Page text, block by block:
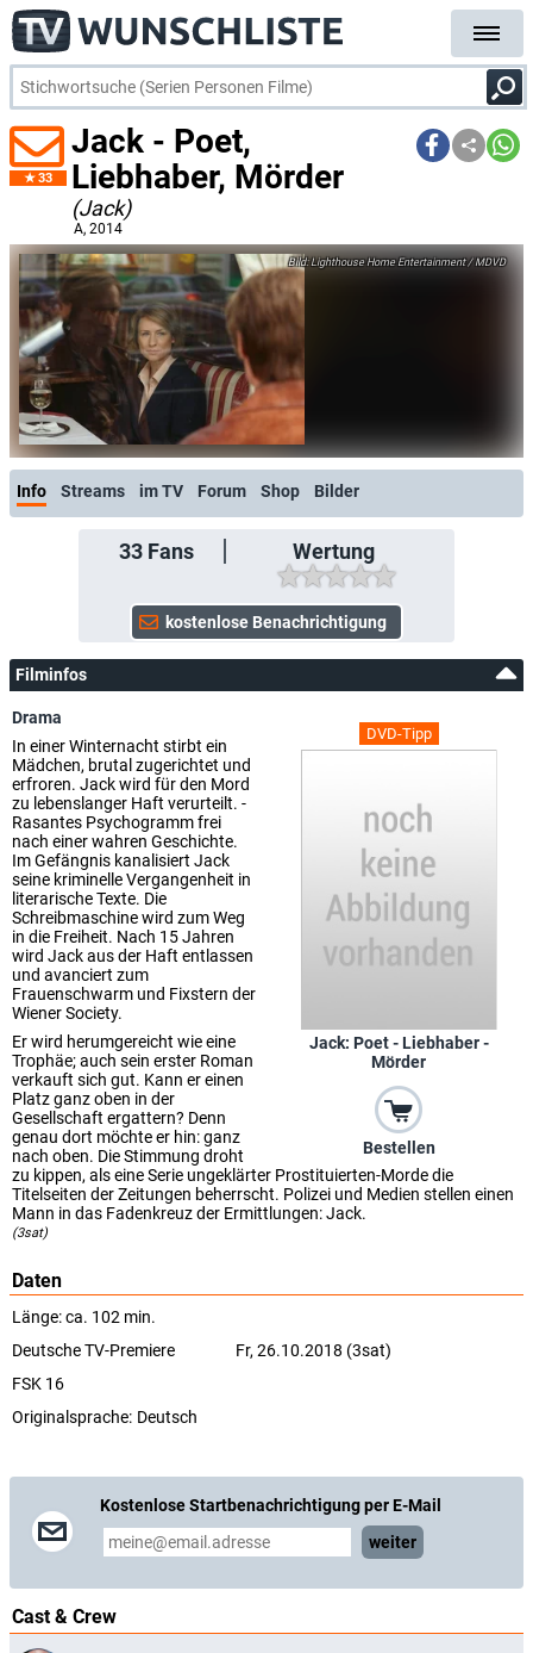
33
Jack - Poet,
Liebhaber, Mörder
(Jack)
A, 2014
Lighthouse Home Entertainment / MDVD
Info Streams im TV Forum Shop Bilder
33Fans Wertung
Filminfos
DVD-Tipp
Jack: Poet - Liebhaber -
Mörder
Bestellen
Drama
In einer Winternacht stirbt ein
Mädchen, brutal zugerichtet und
erfroren. Jack wird für den Mord
zu lebenslanger Haft verurteilt. -
Rasantes Psychogramm frei
nach einer wahren Geschichte.
Im Gefängnis kanalisiert Jack
seine kriminelle Vergangenheit in
literarische Texte. Die
Schreibmaschine wird zum Weg
in die Freiheit. Nach 15 Jahren
wird Jack aus der Haft entlassen
und avanciert zum
Frauenschwarm und Fixstern der
Wiener Society.
Er wird herumgereicht wie eine
Trophäe; auch sein erster Roman
verkauft sich gut. Kann er einen
Platz ganz oben in der
Gesellschaft ergattern? Denn
genau dort möchte er hin: ganz
nach oben. Die Stimmung droht
zu kippen, als eine Serie ungeklärter Prostituierten-Morde die
Titelseiten der Zeitungen beherrscht. Polizei und Medien stellen einen
Mann in das Fadenkreuz der Ermittlungen: Jack.
(3sat)
Daten
Länge: ca. 102 min.
Deutsche TV-Premiere
Fr, 26.10.2018 (3sat)
FSK 16
Originalsprache: Deutsch
Kostenlose Startbenachrichtigung per E-Mail
weiter
Cast & Crew